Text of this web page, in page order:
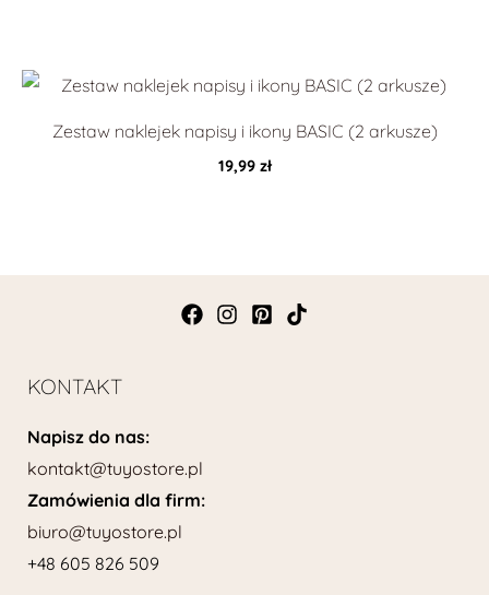
Zestaw naklejek napisy i ikony BASIC (2 arkusze)
19,99 zł
KONTAKT
Napisz do nas:
kontakt@tuyostore.pl
Zamówienia dla firm:
biuro@tuyostore.pl
+48 605 826 509